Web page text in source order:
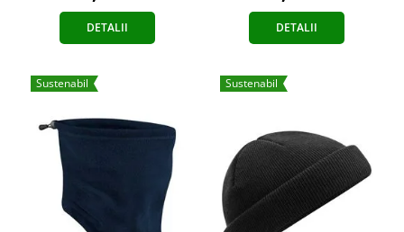
DETALII DETALII
Sustenabil Sustenabil